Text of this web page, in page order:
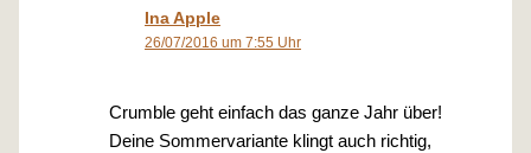
Ina Apple
26/07/2016 um 7:55 Uhr
Crumble geht einfach das ganze Jahr über!
Deine Sommervariante klingt auch richtig,